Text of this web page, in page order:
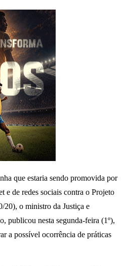
que estaria sendo promovida por
e de redes sociais contra o Projeto
20), o ministro da Justiça e
publicou nesta segunda-feira (1º),
a possível ocorrência de práticas